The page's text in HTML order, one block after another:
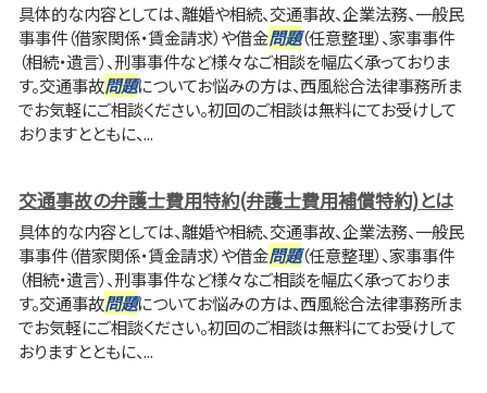
具体的な内容としては、離婚や相続、交通事故、企業法務、一般民
事事件（借家関係・賃金請求）や借金問題（任意整理）、家事事件
（相続・遺言）、刑事事件など様々なご相談を幅広く承っておりま
す。交通事故問題についてお悩みの方は、西風総合法律事務所ま
でお気軽にご相談ください。初回のご相談は無料にてお受けして
おりますとともに、...
交通事故の弁護士費用特約(弁護士費用補償特約)とは
具体的な内容としては、離婚や相続、交通事故、企業法務、一般民
事事件（借家関係・賃金請求）や借金問題（任意整理）、家事事件
（相続・遺言）、刑事事件など様々なご相談を幅広く承っておりま
す。交通事故問題についてお悩みの方は、西風総合法律事務所ま
でお気軽にご相談ください。初回のご相談は無料にてお受けして
おりますとともに、...